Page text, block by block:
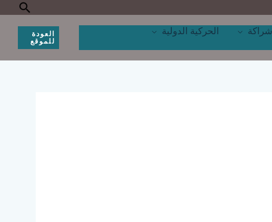
البحث
شراكة
الحركية الدولية
العودة
للموقع